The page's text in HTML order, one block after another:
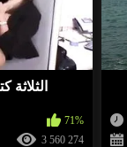
«
http://xnice.fun/arb
71%
3 560 274